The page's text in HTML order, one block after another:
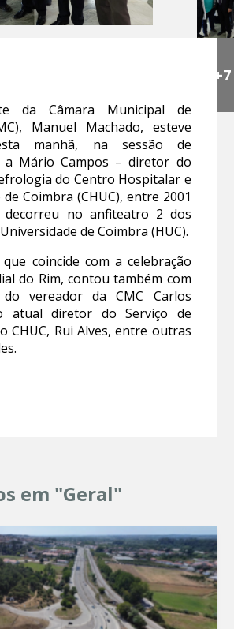
+7
da Câmara Municipal de
Manuel Machado, esteve
manhã, na sessão de
a Mário Campos – diretor do
do Centro Hospitalar e
Coimbra (CHUC), entre 2001
decorreu no anfiteatro 2 dos
de Coimbra (HUC).
coincide com a celebração
do Rim, contou também com
vereador da CMC Carlos
atual diretor do Serviço de
CHUC, Rui Alves, entre outras
em "Geral"